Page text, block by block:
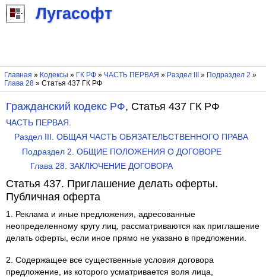
Лугасофт
Главная » Кодексы » ГК РФ» ЧАСТЬ ПЕРВАЯ » Раздел III » Подраздел 2 »
Глава 28» Статья 437 ГК РФ
Гражданский кодекс РФ, Статья 437 ГК РФ
ЧАСТЬ ПЕРВАЯ.
Раздел III. ОБЩАЯ ЧАСТЬ ОБЯЗАТЕЛЬСТВЕННОГО ПРАВА
Подраздел 2. ОБЩИЕ ПОЛОЖЕНИЯ О ДОГОВОРЕ
Глава 28. ЗАКЛЮЧЕНИЕ ДОГОВОРА
Статья 437. Приглашение делать оферты.
Публичная оферта
1. Реклама и иные предложения, адресованные
неопределенному кругу лиц, рассматриваются как приглашение
делать оферты, если иное прямо не указано в предложении.
2. Содержащее все существенные условия договора
предложение, из которого усматривается воля лица,